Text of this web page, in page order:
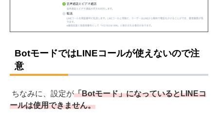
BotモードではLINEコールが使えないので注
意
ちなみに、設定が「Botモード」になっているとLINEコ
ールは使用できません。